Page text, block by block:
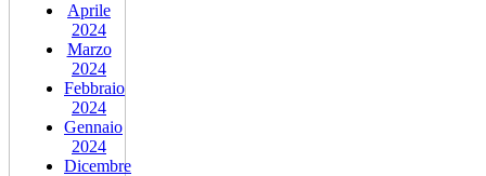
Aprile
2024
Marzo
2024
Febbraio
2024
Gennaio
2024
Dicembre